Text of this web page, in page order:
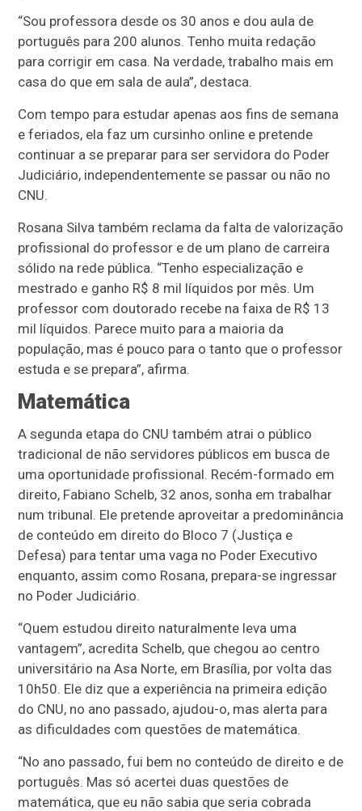
“Sou professora desde os 30 anos e dou aula de
português para 200 alunos. Tenho muita redação
para corrigir em casa. Na verdade, trabalho mais em
casa do que em sala de aula”, destaca.
Com tempo para estudar apenas aos fins de semana
e feriados, ela faz um cursinho online e pretende
continuar a se preparar para ser servidora do Poder
Judiciário, independentemente se passar ou não no
CNU.
Rosana Silva também reclama da falta de valorização
profissional do professor e de um plano de carreira
sólido na rede pública. “Tenho especialização e
mestrado e ganho R$ 8 mil líquidos por mês. Um
professor com doutorado recebe na faixa de R$ 13
mil líquidos. Parece muito para a maioria da
população, mas é pouco para o tanto que o professor
estuda e se prepara”, afirma.
Matemática
A segunda etapa do CNU também atrai o público
tradicional de não servidores públicos em busca de
uma oportunidade profissional. Recém-formado em
direito, Fabiano Schelb, 32 anos, sonha em trabalhar
num tribunal. Ele pretende aproveitar a predominância
de conteúdo em direito do Bloco 7 (Justiça e
Defesa) para tentar uma vaga no Poder Executivo
enquanto, assim como Rosana, prepara-se ingressar
no Poder Judiciário.
“Quem estudou direito naturalmente leva uma
vantagem”, acredita Schelb, que chegou ao centro
universitário na Asa Norte, em Brasília, por volta das
10h50. Ele diz que a experiência na primeira edição
do CNU, no ano passado, ajudou-o, mas alerta para
as dificuldades com questões de matemática.
“No ano passado, fui bem no conteúdo de direito e de
português. Mas só acertei duas questões de
matemática, que eu não sabia que seria cobrada